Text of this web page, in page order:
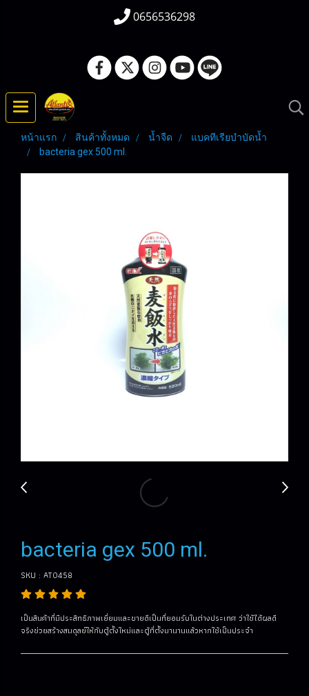
0656536298
หน้าแรก สินค้าทั้งหมด น้ำจืด
แบคทีเรียบำบัดน้ำ
bacteria gex 500 ml.
bacteria gex 500 ml.
SKU : AT0458
เป็นสินค้าที่มีประสิทธิภาพเยี่ยมและขายดีเป็นที่ยอมรับในต่างประเทศ ว่าใช้ได้ผลดี
จริงช่วยสร้างสมดุลย์ให้กับตู้ตั้งใหม่และตู้ที่ตั้งมานานแล้วหากใช้เป็นประจำ